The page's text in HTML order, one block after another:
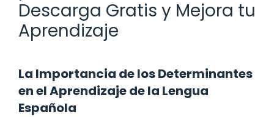
Descarga Gratis y Mejora tu
Aprendizaje
La Importancia de los Determinantes
en el Aprendizaje de la Lengua
Española